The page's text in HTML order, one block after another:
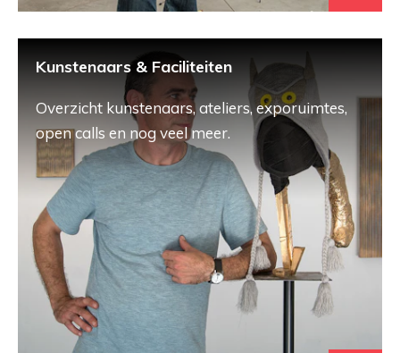
Kunstenaars & Faciliteiten
Overzicht kunstenaars, ateliers, exporuimtes,
open calls en nog veel meer.